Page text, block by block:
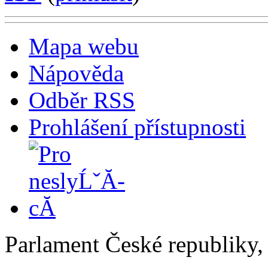
Mapa webu
Nápověda
Odběr RSS
Prohlášení přístupnosti
Parlament České